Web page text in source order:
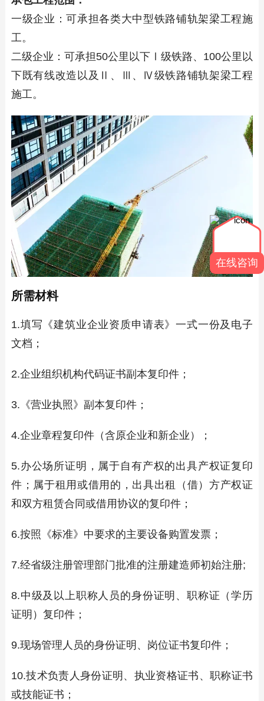
一级企业：可承担各类大中型铁路铺轨架梁工程施
工。
二级企业：可承担50公里以下Ⅰ级铁路、100公里以
下既有线改造以及Ⅱ、Ⅲ、Ⅳ级铁路铺轨架梁工程
施工。
所需材料
1.填写《建筑业企业资质申请表》一式一份及电子
文档；
2.企业组织机构代码证书副本复印件；
3.《营业执照》副本复印件；
4.企业章程复印件（含原企业和新企业）；
5.办公场所证明，属于自有产权的出具产权证复印
件；属于租用或借用的，出具出租（借）方产权证
和双方租赁合同或借用协议的复印件；
6.按照《标准》中要求的主要设备购置发票；
7.经省级注册管理部门批准的注册建造师初始注册;
8.中级及以上职称人员的身份证明、职称证（学历
证明）复印件；
9.现场管理人员的身份证明、岗位证书复印件；
10.技术负责人身份证明、执业资格证书、职称证书
或技能证书；
在线咨询